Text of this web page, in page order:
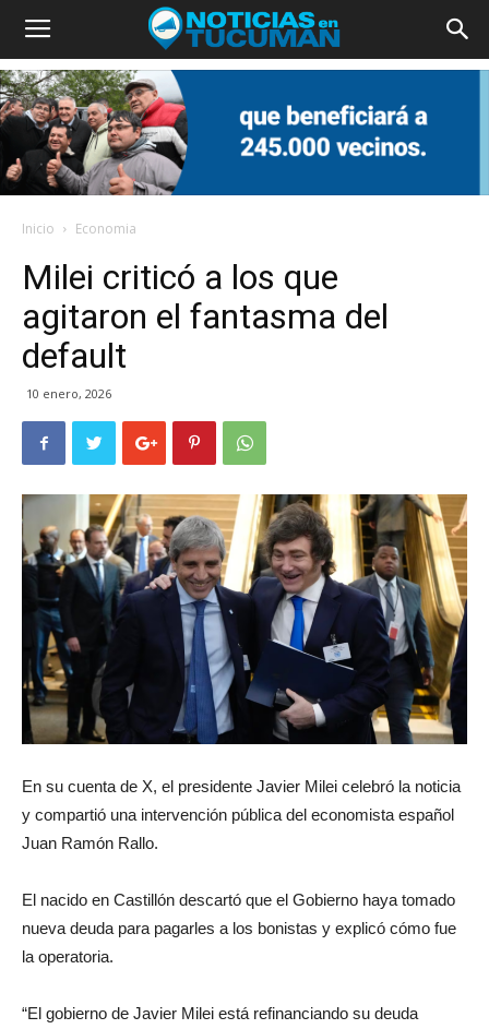
Inicio Economia
Milei criticó a los que
agitaron el fantasma del
default
10 enero, 2026
En su cuenta de X, el presidente Javier Milei celebró la noticia
y compartió una intervención pública del economista español
Juan Ramón Rallo.
El nacido en Castillón descartó que el Gobierno haya tomado
nueva deuda para pagarles a los bonistas y explicó cómo fue
la operatoria.
“El gobierno de Javier Milei está refinanciando su deuda